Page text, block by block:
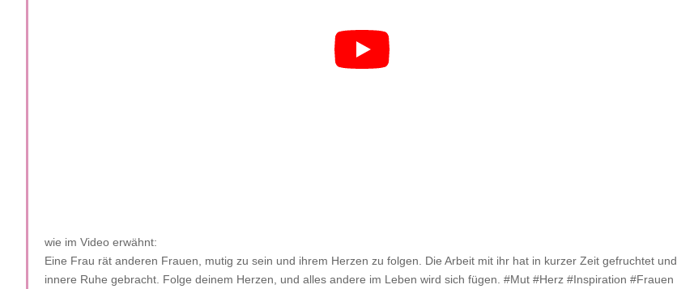
wie im Video erwähnt:
Eine Frau rät anderen Frauen, mutig zu sein und ihrem Herzen zu folgen. Die Arbeit mit ihr hat in kurzer Zeit gefruchtet und
innere Ruhe gebracht. Folge deinem Herzen, und alles andere im Leben wird sich fügen. #Mut #Herz #Inspiration #Frauen